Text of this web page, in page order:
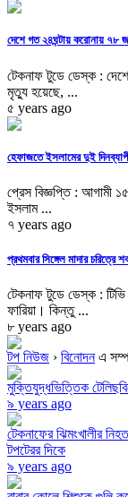
দেশে গত ২৪ঘন্টায় করোনায়
টেকনাফ টুডে ডেস্ক :
মৃত্যু হয়েছে, ...
৫ years ago
হেফাজতে ইসলামের দুই
প্রেস বিজ্ঞপ্তি : আগামী
ইসলাম ...
৭ years ago
প্রথমবার সিঙ্গেল মাদার চরিত্রে
টেকনাফ টুডে ডেস্ক : টিভি
ফারিয়া। কিন্তু ...
৮ years ago
টপ নিউজ › বিনোদনএ
মুক্তিযুদ্ধভিত্তিক
৯ years ago
টেকনাফের ঝিমংখালীর
টপটেরর দিকে
৯ years ago